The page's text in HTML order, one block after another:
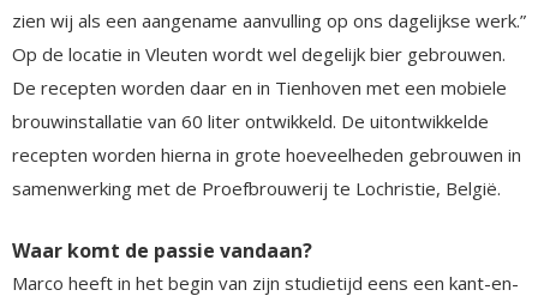
zien wij als een aangename aanvulling op ons dagelijkse werk.”
Op de locatie in Vleuten wordt wel degelijk bier gebrouwen.
De recepten worden daar en in Tienhoven met een mobiele
brouwinstallatie van 60 liter ontwikkeld. De uitontwikkelde
recepten worden hierna in grote hoeveelheden gebrouwen in
samenwerking met de Proefbrouwerij te Lochristie, België.
Waar komt de passie vandaan?
Marco heeft in het begin van zijn studietijd eens een kant-en-